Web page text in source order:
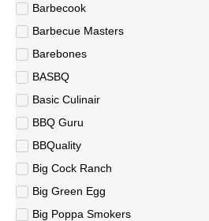
Barbecook
Barbecue Masters
Barebones
BASBQ
Basic Culinair
BBQ Guru
BBQuality
Big Cock Ranch
Big Green Egg
Big Poppa Smokers